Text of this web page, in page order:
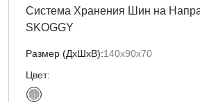
Система Хранения Шин на
SKOGGY
Размер (ДxШxВ):140х90х70
Цвет: